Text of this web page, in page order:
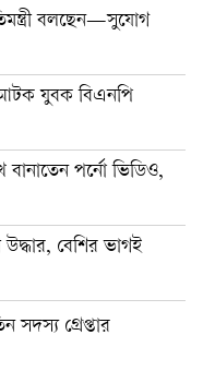
বলছেন—সুযোগ
আটক যুবক বিএনপি
পর্নো ভিডিও,
বেশির ভাগই
সদস্য গ্রেপ্তার